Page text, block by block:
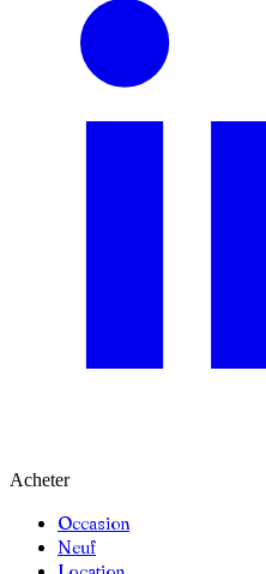
Acheter
Occasion
Neuf